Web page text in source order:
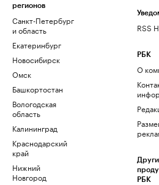
регионов
Санкт-Петербург
и область
Екатеринбург
Новосибирск
Омск
Башкортостан
Вологодская
область
Калининград
Краснодарский
край
Нижний
Новгород
RSS
РБК
О
РБК